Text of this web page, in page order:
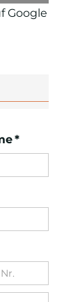
Google
*